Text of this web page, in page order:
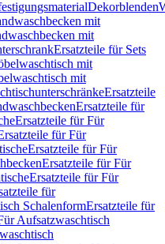
Dekorblenden
mit
mit
Ersatzteile für Sets
mit
mit
Ersatzteile
Ersatzteile für
Ersatzteile für Für
für Für
Ersatzteile für Für
Ersatzteile für Für
Ersatzteile für Für
für
SchalenformErsatzteile für
Aufsatzwaschtisch